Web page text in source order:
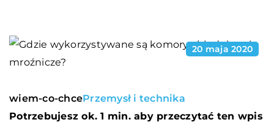
20 maja 2020
wiem-co-chcePrzemysł i technika
Potrzebujesz ok. 1 min. aby przeczytać ten wpis